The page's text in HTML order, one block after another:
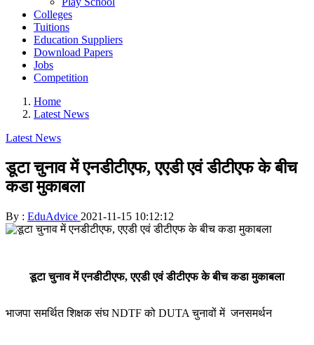
Colleges
Tuitions
Education Suppliers
Download Papers
Jobs
Competition
Home
Latest News
Latest News
डूटा चुनाव में एनडीटीएफ, एएडी एवं डीटीएफ के बीच
कडा मुकाबला
By : EduAdvice 2021-11-15 10:12:12
डूटा चुनाव में एनडीटीएफ, एएडी एवं डीटीएफ के बीच कडा मुकाबला
भाजपा समर्थित शिक्षक संघ NDTF को DUTA चुनावों में जनसमर्थन